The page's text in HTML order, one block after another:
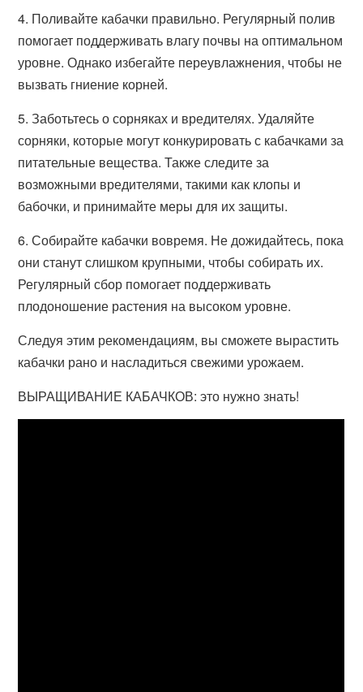
4. Поливайте кабачки правильно. Регулярный полив
помогает поддерживать влагу почвы на оптимальном
уровне. Однако избегайте переувлажнения, чтобы не
вызвать гниение корней.
5. Заботьтесь о сорняках и вредителях. Удаляйте
сорняки, которые могут конкурировать с кабачками за
питательные вещества. Также следите за
возможными вредителями, такими как клопы и
бабочки, и принимайте меры для их защиты.
6. Собирайте кабачки вовремя. Не дожидайтесь, пока
они станут слишком крупными, чтобы собирать их.
Регулярный сбор помогает поддерживать
плодоношение растения на высоком уровне.
Следуя этим рекомендациям, вы сможете вырастить
кабачки рано и насладиться свежими урожаем.
ВЫРАЩИВАНИЕ КАБАЧКОВ: это нужно знать!